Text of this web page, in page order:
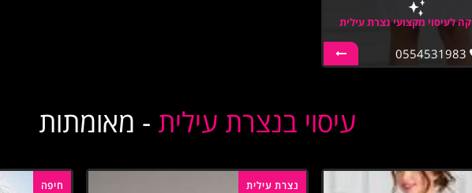
לעיסוי מקצועי נצרת עילית
עיסוי בנצרת עילית - מאומתות
נצרת עילית חיפה